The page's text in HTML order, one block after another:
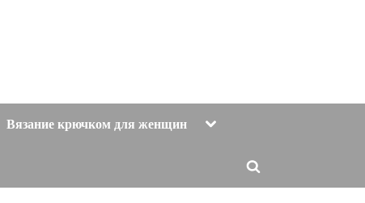
Вязание крючком для женщин Toggle
Toggle